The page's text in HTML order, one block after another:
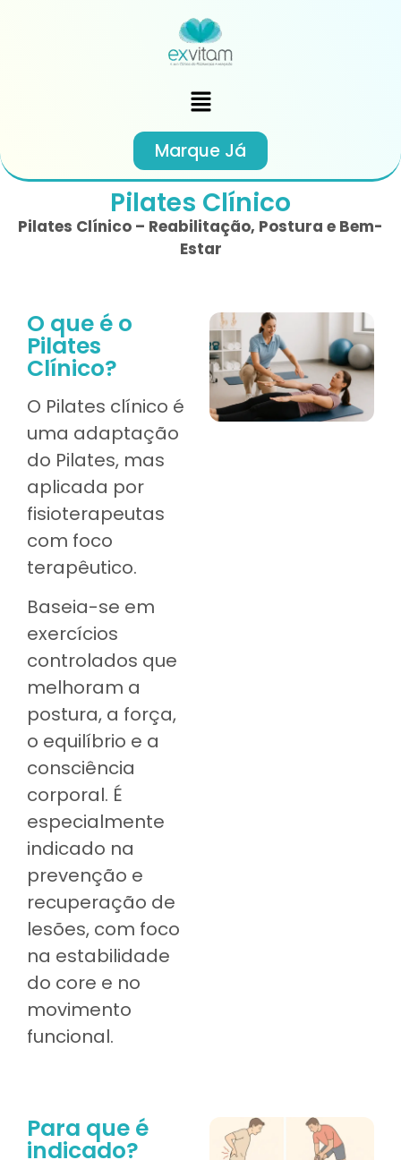
Marque Já
Pilates Clínico
Pilates Clínico – Reabilitação, Postura e Bem-
Estar
O que é o
Pilates
Clínico?
O Pilates clínico é
uma adaptação
do Pilates, mas
aplicada por
fisioterapeutas
com foco
terapêutico.
Baseia-se em
exercícios
controlados que
melhoram a
postura, a força,
o equilíbrio e a
consciência
corporal. É
especialmente
indicado na
prevenção e
recuperação de
lesões, com foco
na estabilidade
do core e no
movimento
funcional.
Para que é
indicado?